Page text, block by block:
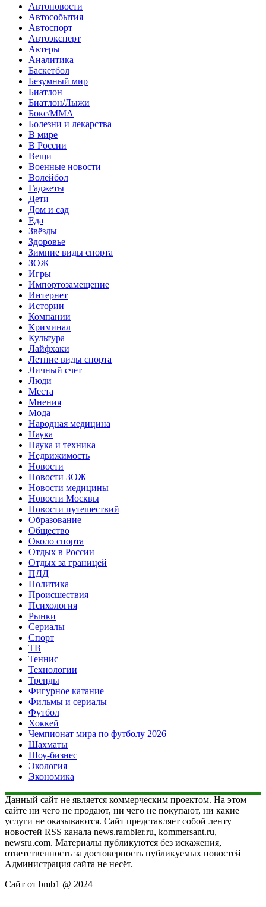
Автоновости
Автособытия
Автоспорт
Автоэксперт
Актеры
Аналитика
Баскетбол
Безумный мир
Биатлон
Биатлон/Лыжи
Бокс/MMA
Болезни и лекарства
В мире
В России
Вещи
Военные новости
Волейбол
Гаджеты
Дети
Дом и сад
Еда
Звёзды
Здоровье
Зимние виды спорта
ЗОЖ
Игры
Импортозамещение
Интернет
Истории
Компании
Криминал
Культура
Лайфхаки
Летние виды спорта
Личный счет
Люди
Места
Мнения
Мода
Народная медицина
Наука
Наука и техника
Недвижимость
Новости
Новости ЗОЖ
Новости медицины
Новости Москвы
Новости путешествий
Образование
Общество
Около спорта
Отдых в России
Отдых за границей
ПДД
Политика
Происшествия
Психология
Рынки
Сериалы
Спорт
ТВ
Теннис
Технологии
Тренды
Фигурное катание
Фильмы и сериалы
Футбол
Хоккей
Чемпионат мира по футболу 2026
Шахматы
Шоу-бизнес
Экология
Экономика
Данный сайт не является коммерческим проектом. На этом
сайте ни чего не продают, ни чего не покупают, ни какие
услуги не оказываются. Сайт представляет собой ленту
новостей RSS канала news.rambler.ru, kommersant.ru,
newsru.com. Материалы публикуются без искажения,
ответственность за достоверность публикуемых новостей
Администрация сайта не несёт.
Сайт от bmb1 @ 2024